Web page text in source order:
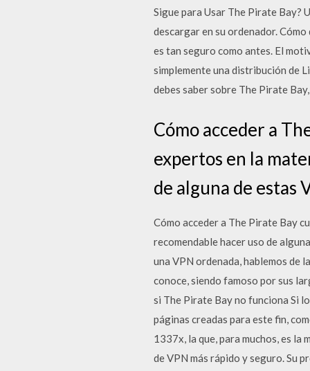
Sigue para Usar The Pirate Bay?
descargar en su ordenador.
es tan seguro como antes. El
simplemente una distribución de
debes saber sobre The Pirate
Cómo acceder a
expertos en la
de alguna de estas
Cómo acceder a The Pirate Bay
recomendable hacer uso de
una VPN ordenada, hablemos de
conoce, siendo famoso por sus
si The Pirate Bay no funciona Si
páginas creadas para este fin,
1337x, la que, para muchos, es
de VPN más rápido y seguro. Su